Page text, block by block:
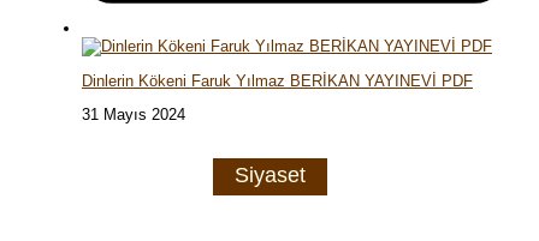
Dinlerin Kökeni Faruk Yılmaz BERİKAN YAYINEVİ PDF
31 Mayıs 2024
Siyaset